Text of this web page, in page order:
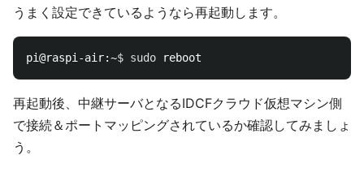
うまく設定できているようなら再起動します。
pi@raspi-air:~$ sudo
再起動後、中継サーバとなるIDCFクラウド仮想マシン側
で接続＆ポートマッピングされているか確認してみましょ
う。